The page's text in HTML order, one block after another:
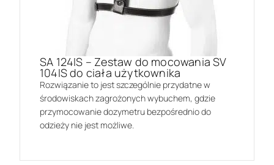
SA 124IS – Zestaw do mocowania SV
104IS do ciała użytkownika
Rozwiązanie to jest szczególnie przydatne w
środowiskach zagrożonych wybuchem, gdzie
przymocowanie dozymetru bezpośrednio do
odzieży nie jest możliwe.